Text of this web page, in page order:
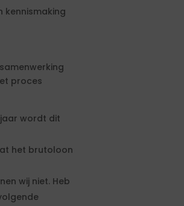
kennismaking
proces
wordt dit
het brutoloon
wij niet. Heb